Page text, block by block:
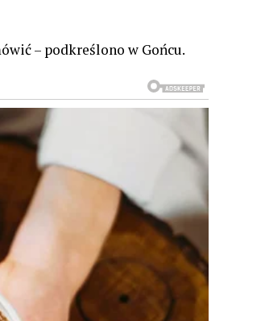
– podkreślono w Gońcu.